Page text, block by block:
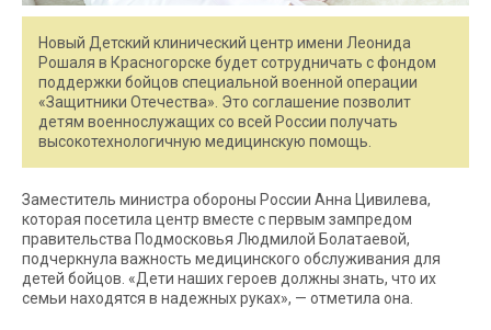
Новый Детский клинический центр имени Леонида
Рошаля в Красногорске будет сотрудничать с фондом
поддержки бойцов специальной военной операции
«Защитники Отечества». Это соглашение позволит
детям военнослужащих со всей России получать
высокотехнологичную медицинскую помощь.
Заместитель министра обороны России Анна Цивилева,
которая посетила центр вместе с первым зампредом
правительства Подмосковья Людмилой Болатаевой,
подчеркнула важность медицинского обслуживания для
детей бойцов. «Дети наших героев должны знать, что их
семьи находятся в надежных руках», — отметила она.